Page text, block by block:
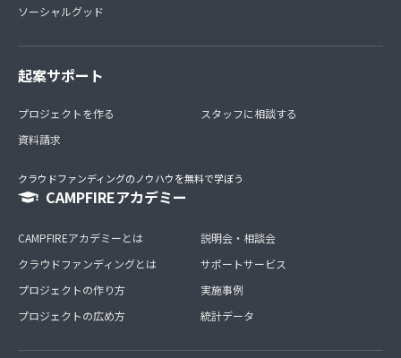
ソーシャルグッド
起案サポート
プロジェクトを作る
資料請求
スタッフに相談する
クラウドファンディングのノウハウを無料で学ぼう
CAMPFIREアカデミー
CAMPFIREアカデミーとは
クラウドファンディングとは
プロジェクトの作り方
プロジェクトの広め方
説明会・相談会
サポートサービス
実施事例
統計データ